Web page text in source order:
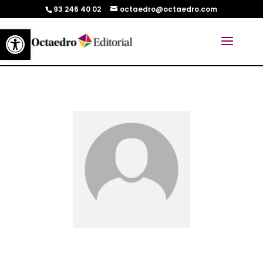
Abrir barra de herramientas
93 246 40 02 octaedro@octaedro.com